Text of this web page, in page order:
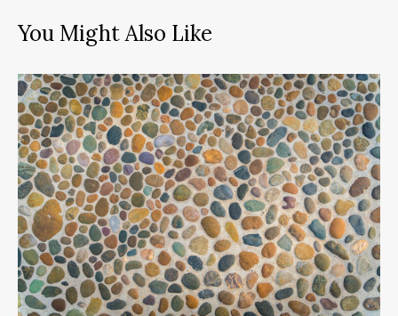
You Might Also Like